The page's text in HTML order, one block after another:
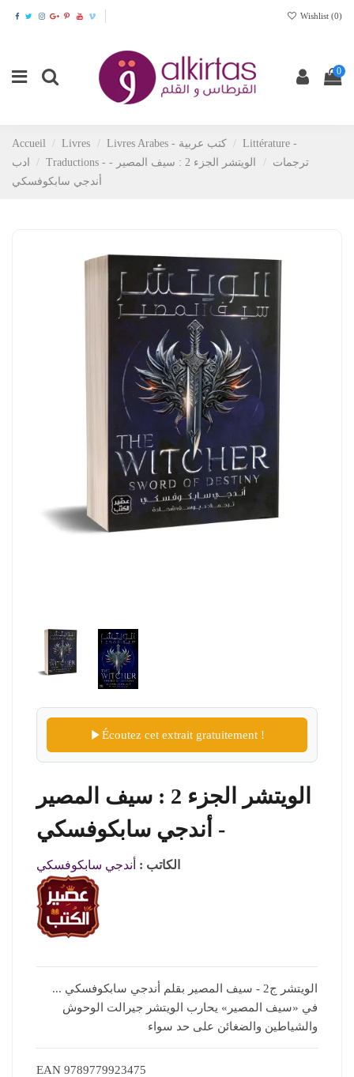
Wishlist (0)
0
Accueil Livres Livres Arabes - كتب عربية
Littérature -
ادب
Traductions - ترجمات
الويتشر الجزء 2 : سيف المصير -
أندجي سابكوفسكي
Écoutez cet extrait gratuitement !
الويتشر الجزء 2 : سيف المصير
- أندجي سابكوفسكي
الكاتب : أندجي سابكوفسكي
الويتشر ج2 - سيف المصير بقلم أندجي سابكوفسكي ...
في «سيف المصير» يحارب الويتشر جيرالت الوحوش
والشياطين والضغائن على حد سواء
EAN 9789779923475